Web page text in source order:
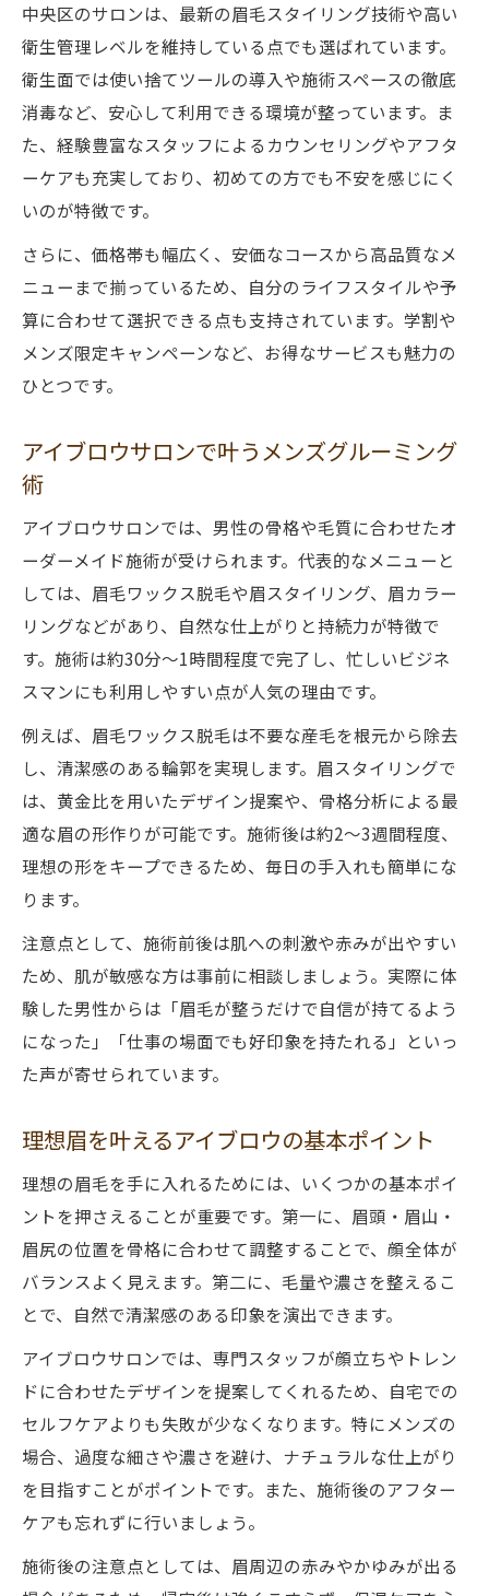
トレンドを押さえたアイブロウ施術法
メンズに人気のアイブロウスタイリング術
アイブロウ初心者が知りたい施術の流れ
初めてでも安心のアイブロウ施術手順紹介
アイブロウサロンのカウンセリング体験談
施術前後で違うアイブロウの注意点解説
初心者向けアイブロウ施術の流れを解説
サロンでのアイブロウの変化を実感しよう
中央区のサロンは、最新の眉毛スタイリング技術や高い
衛生管理レベルを維持している点でも選ばれています。
衛生面では使い捨てツールの導入や施術スペースの徹底
消毒など、安心して利用できる環境が整っています。ま
た、経験豊富なスタッフによるカウンセリングやアフタ
ーケアも充実しており、初めての方でも不安を感じにく
いのが特徴です。
さらに、価格帯も幅広く、安価なコースから高品質なメ
ニューまで揃っているため、自分のライフスタイルや予
算に合わせて選択できる点も支持されています。学割や
メンズ限定キャンペーンなど、お得なサービスも魅力の
ひとつです。
アイブロウサロンで叶うメンズグルーミング
術
アイブロウサロンでは、男性の骨格や毛質に合わせたオ
ーダーメイド施術が受けられます。代表的なメニューと
しては、眉毛ワックス脱毛や眉スタイリング、眉カラー
リングなどがあり、自然な仕上がりと持続力が特徴で
す。施術は約30分〜1時間程度で完了し、忙しいビジネ
スマンにも利用しやすい点が人気の理由です。
例えば、眉毛ワックス脱毛は不要な産毛を根元から除去
し、清潔感のある輪郭を実現します。眉スタイリングで
は、黄金比を用いたデザイン提案や、骨格分析による最
適な眉の形作りが可能です。施術後は約2〜3週間程度、
理想の形をキープできるため、毎日の手入れも簡単にな
ります。
注意点として、施術前後は肌への刺激や赤みが出やすい
ため、肌が敏感な方は事前に相談しましょう。実際に体
験した男性からは「眉毛が整うだけで自信が持てるよう
になった」「仕事の場面でも好印象を持たれる」といっ
た声が寄せられています。
理想眉を叶えるアイブロウの基本ポイント
理想の眉毛を手に入れるためには、いくつかの基本ポイ
ントを押さえることが重要です。第一に、眉頭・眉山・
眉尻の位置を骨格に合わせて調整することで、顔全体が
バランスよく見えます。第二に、毛量や濃さを整えるこ
とで、自然で清潔感のある印象を演出できます。
アイブロウサロンでは、専門スタッフが顔立ちやトレン
ドに合わせたデザインを提案してくれるため、自宅での
セルフケアよりも失敗が少なくなります。特にメンズの
場合、過度な細さや濃さを避け、ナチュラルな仕上がり
を目指すことがポイントです。また、施術後のアフター
ケアも忘れずに行いましょう。
施術後の注意点としては、眉周辺の赤みやかゆみが出る